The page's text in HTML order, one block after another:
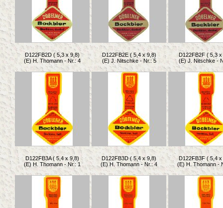
D122FB2D ( 5,3 x 9,8)
(E) H. Thomann - Nr.: 4
D122FB2E ( 5,4 x 9,8)
(E) J. Nitschke - Nr.: 5
D122FB2F ( 5,3 x
(E) J. Nitschke -
D122FB3A ( 5,4 x 9,8)
(E) H. Thomann - Nr.: 1
D122FB3D ( 5,4 x 9,8)
(E) H. Thomann - Nr.: 4
D122FB3F ( 5,4 x
(E) H. Thomann -